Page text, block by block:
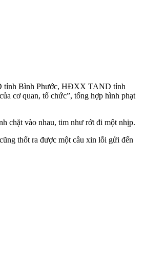
tỉnh Bình Phước, HĐXX TAND tỉnh
cơ quan, tổ chức”, tổng hợp hình phạt
chặt vào nhau, tim như rớt đi một nhịp.
thốt ra được một câu xin lỗi gửi đến